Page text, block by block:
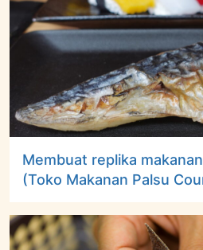
Membuat replika
(Toko Makanan Palsu